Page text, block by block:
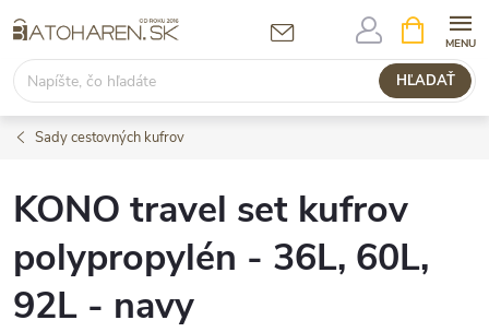
na
obsah
HĽADAŤ
KOŠÍK
Sady cestovných kufrov
KONO travel set kufrov
polypropylén - 36L, 60L,
92L - navy